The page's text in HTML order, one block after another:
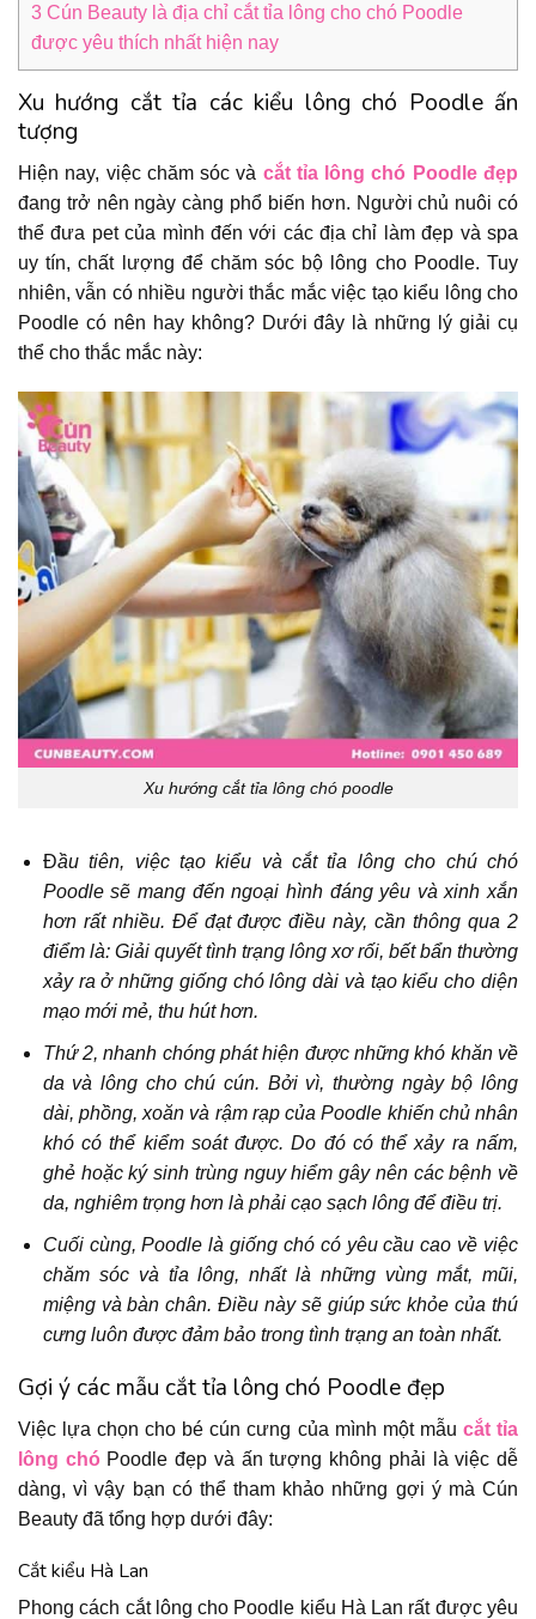
3 Cún Beauty là địa chỉ cắt tỉa lông cho chó Poodle
được yêu thích nhất hiện nay
Xu hướng cắt tỉa các kiểu lông chó Poodle ấn
tượng
Hiện nay, việc chăm sóc và cắt tỉa lông chó Poodle đẹp
đang trở nên ngày càng phổ biến hơn. Người chủ nuôi có
thể đưa pet của mình đến với các địa chỉ làm đẹp và spa
uy tín, chất lượng để chăm sóc bộ lông cho Poodle. Tuy
nhiên, vẫn có nhiều người thắc mắc việc tạo kiểu lông cho
Poodle có nên hay không? Dưới đây là những lý giải cụ
thể cho thắc mắc này:
Xu hướng cắt tỉa lông chó poodle
Đầu tiên, việc tạo kiểu và cắt tỉa lông cho chú chó
Poodle sẽ mang đến ngoại hình đáng yêu và xinh xắn
hơn rất nhiều. Để đạt được điều này, cần thông qua 2
điểm là: Giải quyết tình trạng lông xơ rối, bết bẩn thường
xảy ra ở những giống chó lông dài và tạo kiểu cho diện
mạo mới mẻ, thu hút hơn.
Thứ 2, nhanh chóng phát hiện được những khó khăn về
da và lông cho chú cún. Bởi vì, thường ngày bộ lông
dài, phồng, xoăn và rậm rạp của Poodle khiến chủ nhân
khó có thể kiểm soát được. Do đó có thể xảy ra nấm,
ghẻ hoặc ký sinh trùng nguy hiểm gây nên các bệnh về
da, nghiêm trọng hơn là phải cạo sạch lông để điều trị.
Cuối cùng, Poodle là giống chó có yêu cầu cao về việc
chăm sóc và tỉa lông, nhất là những vùng mắt, mũi,
miệng và bàn chân. Điều này sẽ giúp sức khỏe của thú
cưng luôn được đảm bảo trong tình trạng an toàn nhất.
Gợi ý các mẫu cắt tỉa lông chó Poodle đẹp
Việc lựa chọn cho bé cún cưng của mình một mẫu cắt tỉa
lông chó Poodle đẹp và ấn tượng không phải là việc dễ
dàng, vì vậy bạn có thể tham khảo những gợi ý mà Cún
Beauty đã tổng hợp dưới đây:
Cắt kiểu Hà Lan
Phong cách cắt lông cho Poodle kiểu Hà Lan rất được yêu